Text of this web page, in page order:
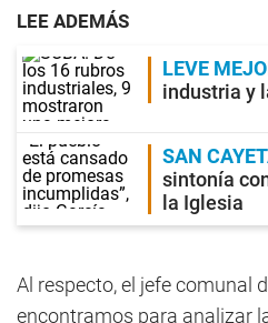
LEE ADEMÁS
LEVE
industria y
SAN
sintonía
la Iglesia
Al respecto, el jefe comunal
encontramos para analizar